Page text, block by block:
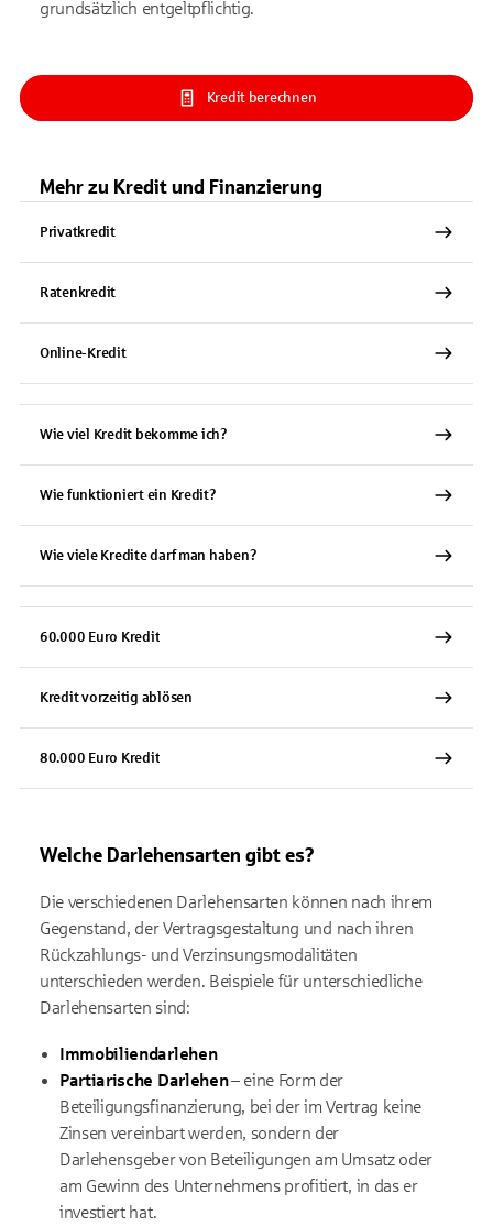
grundsätzlich entgeltpflichtig.
Kredit berechnen
Mehr zu Kredit und Finanzierung
Privatkredit
Ratenkredit
Online-Kredit
Wie viel Kredit bekomme ich?
Wie funktioniert ein Kredit?
Wie viele Kredite darf man haben?
60.000 Euro Kredit
Kredit vorzeitig ablösen
80.000 Euro Kredit
Welche Darlehensarten gibt es?
Die verschiedenen Darlehensarten können nach ihrem
Gegenstand, der Vertragsgestaltung und nach ihren
Rückzahlungs- und Verzinsungsmodalitäten
unterschieden werden. Beispiele für unterschiedliche
Darlehensarten sind:
Immobiliendarlehen
Partiarische Darlehen– eine Form der
Beteiligungsfinanzierung, bei der im Vertrag keine
Zinsen vereinbart werden, sondern der
Darlehensgeber von Beteiligungen am Umsatz oder
am Gewinn des Unternehmens profitiert, in das er
investiert hat.